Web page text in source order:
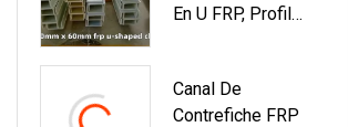
En U FRP, Profil
Canal De
Contrefiche FRP